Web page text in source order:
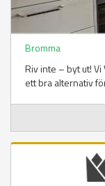
Bromma
Riv inte – byt ut!
ett bra alternativ